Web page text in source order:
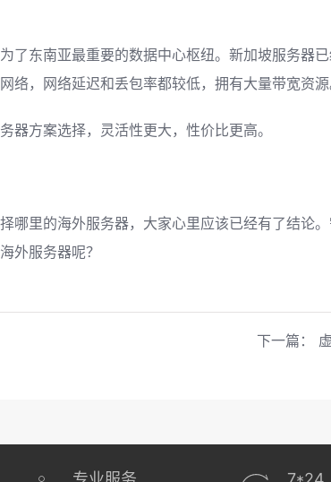
了东南亚最重要的数据中心枢纽。新加坡服务器
络，网络延迟和丢包率都较低，拥有大量带宽资
器方案选择，灵活性更大，性价比更高。
哪里的海外服务器，大家心里应该已经有了结论
外服务器呢？
下一篇：